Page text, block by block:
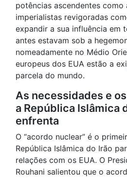
potências ascendentes como
imperialistas revigoradas
expandir a sua influência em
antes estavam sob a
nomeadamente no Médio
europeus dos EUA estão a
parcela do mundo.
As necessidades e
a República Islâmica
enfrenta
O “acordo nuclear” é o
República Islâmica do Irão
relações com os EUA. O
Rouhani salientou que o